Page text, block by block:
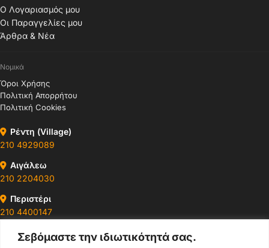
Σεβόμαστε την ιδιωτικότητά σας.
Ο Λογαριασμός μου
Οι Παραγγελίες μου
Άρθρα & Νέα
Νομικά
Όροι Χρήσης
Πολιτική Απορρήτου
Πολιτική Cookies
Ρέντη (Village)
210 4929089
Αιγάλεω
210 2204030
Περιστέρι
210 4400147
Ωράρια & Διευθύνσεις →